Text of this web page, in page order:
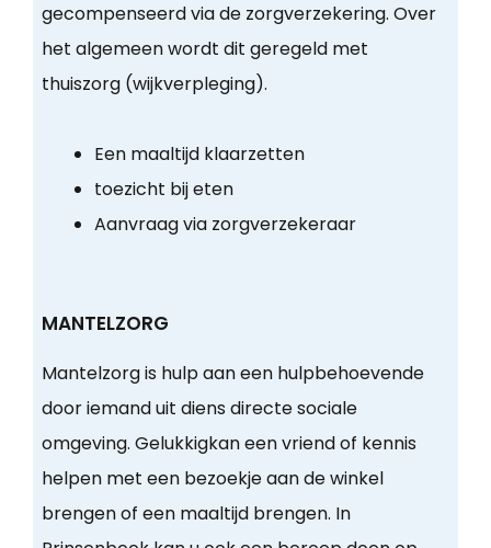
gecompenseerd via de zorgverzekering. Over
het algemeen wordt dit geregeld met
thuiszorg (wijkverpleging).
Een maaltijd klaarzetten
toezicht bij eten
Aanvraag via zorgverzekeraar
MANTELZORG
Mantelzorg is hulp aan een hulpbehoevende
door iemand uit diens directe sociale
omgeving. Gelukkigkan een vriend of kennis
helpen met een bezoekje aan de winkel
brengen of een maaltijd brengen. In